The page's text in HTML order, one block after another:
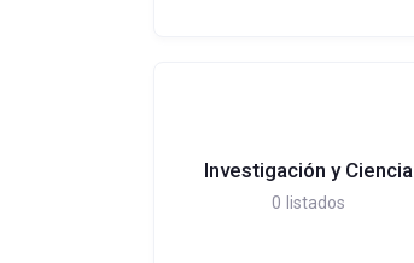
Investigación y Ciencia
0 listados